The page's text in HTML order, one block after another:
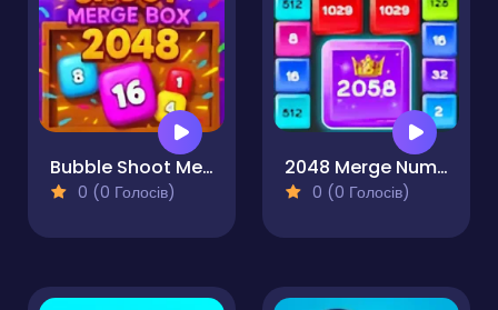
Bubble Shoot Merge Box 2048
0 (0 Голосів)
2048 Merge Number Blocks
0 (0 Голосів)